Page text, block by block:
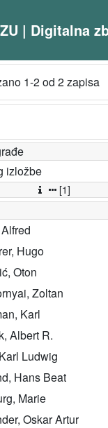
| Digitalna
1-2 od 2 zapisa
izložbe
[1]
Hugo
Oton
Zoltan
Karl
Albert R.
Ludwig
Hans Beat
Marie
Oskar Artur